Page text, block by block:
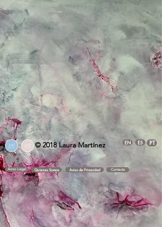
ES PT
Aviso Legal Aviso de Privacidad
© 2018 Laura Martínez
Contacto
Quienes Somos
EN